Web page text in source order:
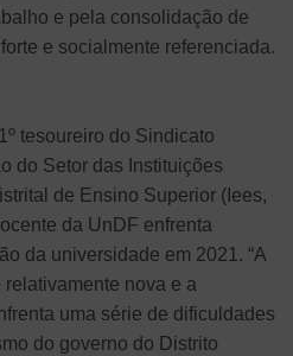
e pela consolidação de
e socialmente referenciada.
tesoureiro do Sindicato
do Setor das Instituições
de Ensino Superior (Iees,
da UnDF enfrenta
da universidade em 2021. “A
nova e a
uma série de dificuldades
do governo do Distrito